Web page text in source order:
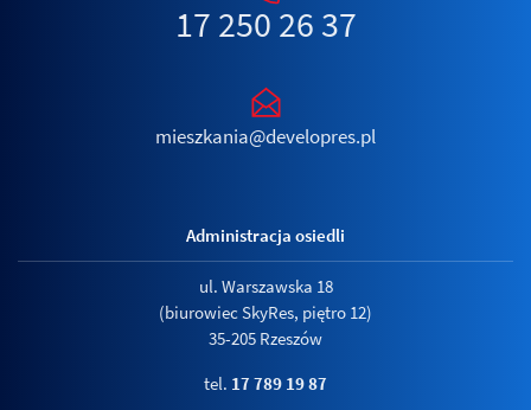
17 250 26 37
mieszkania@developres.pl
Administracja osiedli
ul. Warszawska 18
(biurowiec SkyRes, piętro 12)
35-205 Rzeszów
tel. 17 789 19 87